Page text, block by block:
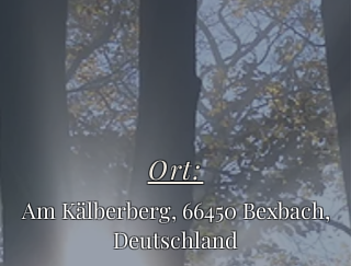
Ort:
Am Kälberberg, 66450 Bexbach,
Deutschland